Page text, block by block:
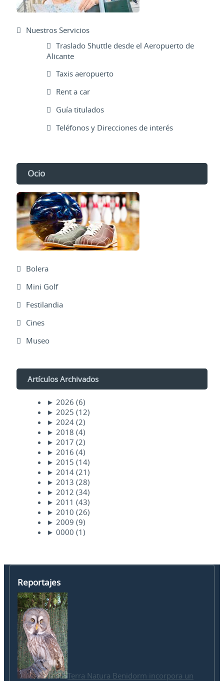
Nuestros Servicios
Traslado Shuttle desde el Aeropuerto de
Alicante
Taxis aeropuerto
Rent a car
Guía titulados
Teléfonos y Direcciones de interés
Ocio
Bolera
Mini Golf
Festilandia
Cines
Museo
Artículos Archivados
► 2026 (6)
► 2025 (12)
► 2024 (2)
► 2018 (4)
► 2017 (2)
► 2016 (4)
► 2015 (14)
► 2014 (21)
► 2013 (28)
► 2012 (34)
► 2011 (43)
► 2010 (26)
► 2009 (9)
► 0000 (1)
Reportajes
Terra Natura Benidorm incorpora un